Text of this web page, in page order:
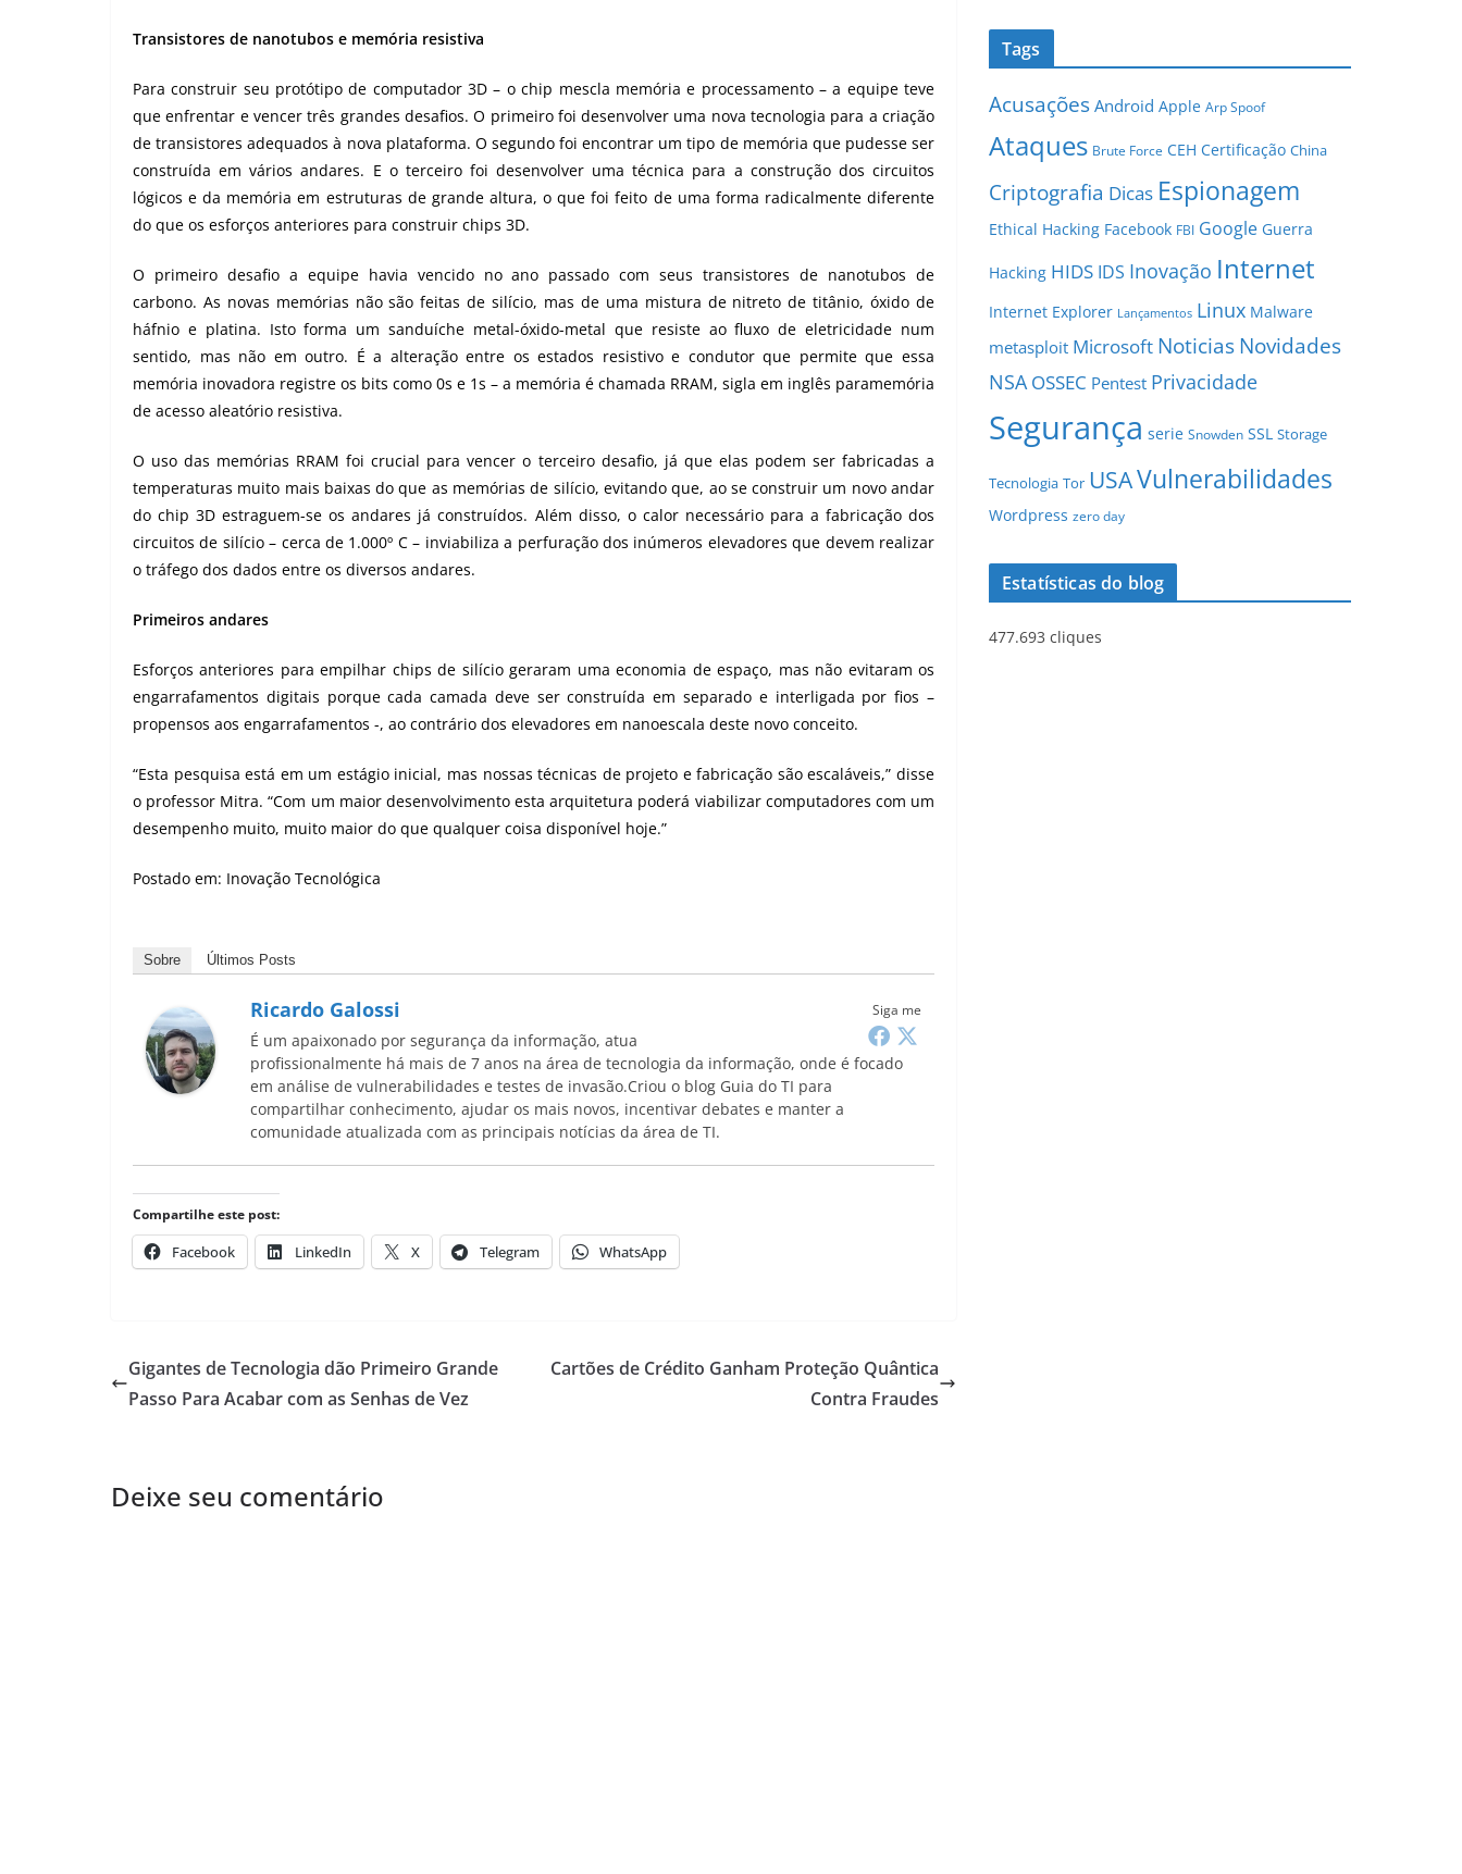
Transistores de nanotubos e memória resistiva
Para construir seu protótipo de computador 3D – o chip mescla memória e processamento – a equipe teve
que enfrentar e vencer três grandes desafios. O primeiro foi desenvolver uma nova tecnologia para a criação
de transistores adequados à nova plataforma. O segundo foi encontrar um tipo de memória que pudesse ser
construída em vários andares. E o terceiro foi desenvolver uma técnica para a construção dos circuitos
lógicos e da memória em estruturas de grande altura, o que foi feito de uma forma radicalmente diferente
do que os esforços anteriores para construir chips 3D.
O primeiro desafio a equipe havia vencido no ano passado com seus transistores de nanotubos de
carbono. As novas memórias não são feitas de silício, mas de uma mistura de nitreto de titânio, óxido de
háfnio e platina. Isto forma um sanduíche metal-óxido-metal que resiste ao fluxo de eletricidade num
sentido, mas não em outro. É a alteração entre os estados resistivo e condutor que permite que essa
memória inovadora registre os bits como 0s e 1s – a memória é chamada RRAM, sigla em inglês paramemória
de acesso aleatório resistiva.
O uso das memórias RRAM foi crucial para vencer o terceiro desafio, já que elas podem ser fabricadas a
temperaturas muito mais baixas do que as memórias de silício, evitando que, ao se construir um novo andar
do chip 3D estraguem-se os andares já construídos. Além disso, o calor necessário para a fabricação dos
circuitos de silício – cerca de 1.000º C – inviabiliza a perfuração dos inúmeros elevadores que devem realizar
o tráfego dos dados entre os diversos andares.
Primeiros andares
Esforços anteriores para empilhar chips de silício geraram uma economia de espaço, mas não evitaram os
engarrafamentos digitais porque cada camada deve ser construída em separado e interligada por fios –
propensos aos engarrafamentos -, ao contrário dos elevadores em nanoescala deste novo conceito.
“Esta pesquisa está em um estágio inicial, mas nossas técnicas de projeto e fabricação são escaláveis,” disse
o professor Mitra. “Com um maior desenvolvimento esta arquitetura poderá viabilizar computadores com um
desempenho muito, muito maior do que qualquer coisa disponível hoje.”
Postado em: Inovação Tecnológica
Sobre Últimos Posts
Siga me
Ricardo Galossi
É um apaixonado por segurança da informação, atua
profissionalmente há mais de 7 anos na área de tecnologia da informação, onde é focado
em análise de vulnerabilidades e testes de invasão.Criou o blog Guia do TI para
compartilhar conhecimento, ajudar os mais novos, incentivar debates e manter a
comunidade atualizada com as principais notícias da área de TI.
Compartilhe este post:
Facebook LinkedIn X Telegram WhatsApp
Gigantes de Tecnologia dão Primeiro Grande
Passo Para Acabar com as Senhas de Vez
Cartões de Crédito Ganham Proteção Quântica
Contra Fraudes
Deixe seu comentário
Tags
Acusações Android Apple Arp Spoof
Ataques Brute Force CEH Certificação China
Criptografia Dicas Espionagem
Ethical Hacking Facebook FBI Google Guerra
Hacking HIDS IDS Inovação Internet
Internet Explorer Lançamentos Linux Malware
metasploit Microsoft NoticiasNovidades
NSA OSSEC Pentest Privacidade
Segurança serie Snowden SSL Storage
Tecnologia Tor USAVulnerabilidades
Wordpress zero day
Estatísticas do blog
477.693 cliques